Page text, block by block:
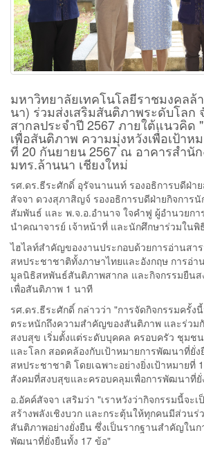
มหาวิทยาลัยเทคโนโลยีราชมงคลล้
นา) ร่วมส่งเสริมสันติภาพระดับโล
สากลประจำปี 2567 ภายใต้แนวคิด
เพื่อสันติภาพ ความมุ่งหวังเพื่อเป้าห
ที่ 20 กันยายน 2567 ณ อาคารสำนั
มทร.ล้านนา เชียงใหม่
รศ.ดร.ธีระศักดิ์ อุรัจนานนท์ รองอธิการบดีฝ่า
สัจจา ดวงสุภาสิญจ์ รองอธิการบดีฝ่ายกิจการ
สัมพันธ์ และ พ.จ.อ.อำนาจ ใจคำฟู ผู้อำนวยก
นำคณาจารย์ เจ้าหน้าที่ และนักศึกษาร่วมในพิ
ไฮไลท์สำคัญของงานประกอบด้วยการอ่านสา
สหประชาชาติทั้งภาษาไทยและอังกฤษ การอ่า
มูลนิธิสหพันธ์สันติภาพสากล และกิจกรรมยืนส
เพื่อสันติภาพ 1 นาที
รศ.ดร.ธีระศักดิ์ กล่าวว่า "การจัดกิจกรรมครั้ง
ตระหนักถึงความสำคัญของสันติภาพ และร่วม
สงบสุข เริ่มตั้งแต่ระดับบุคคล ครอบครัว ชุมช
และโลก สอดคล้องกับเป้าหมายการพัฒนาที่ยั่ง
สหประชาชาติ โดยเฉพาะอย่างยิ่งเป้าหมายที่
สังคมที่สงบสุขและครอบคลุมเพื่อการพัฒนาที่ยั่
อ.อัคค์สัจจา เสริมว่า "เราหวังว่ากิจกรรมนี้จะ
สร้างพลังเชิงบวก และกระตุ้นให้ทุกคนมีส่วนร่
สันติภาพอย่างยั่งยืน ซึ่งเป็นรากฐานสำคัญในก
พัฒนาที่ยั่งยืนทั้ง 17 ข้อ"